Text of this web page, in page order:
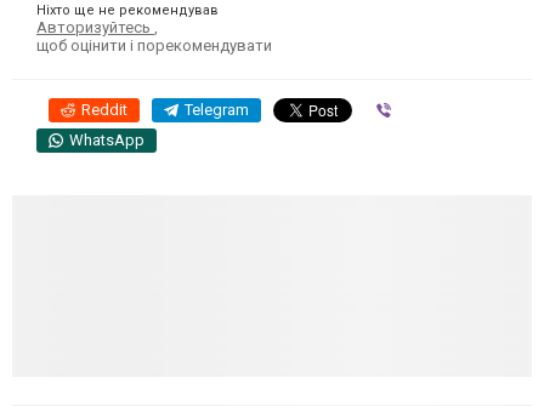
Ніхто ще не рекомендував
Авторизуйтесь
щоб оцінити і порекомендувати
Reddit Telegram
WhatsApp